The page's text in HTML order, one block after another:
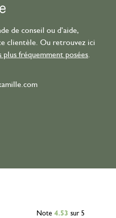
de conseil ou d’aide,
clientèle. Ou retrouvez ici
plus fréquemment posées.
Note 4.53 sur 5